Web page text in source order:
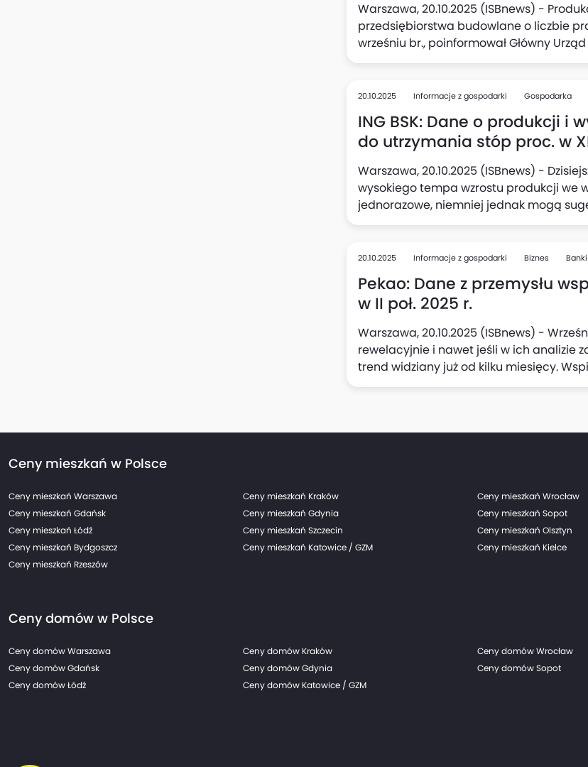
Warszawa, 20.10.2025 (ISBnews) -
przedsiębiorstwa budowlane o liczbie
wrześniu br., poinformował Główny
odnotowano wzrost o 20,6%.
20.10.2025 Informacje z gospodarki Gospodarka
ING BSK: Dane o produkcji i
do utrzymania stóp proc. w
Warszawa, 20.10.2025 (ISBnews) -
wysokiego tempa wzrostu produkcji we
jednorazowe, niemniej jednak mogą
polskiego przemysłu, oceniają Adam
w przetwórstwie oraz podwyższony
mogą skłonić Radę Polityki Pieniężnej
stóp procentowych w listopadzie.
20.10.2025 Informacje z gospodarki Biznes Banki
Pekao: Dane z przemysłu
w II poł. 2025 r.
Warszawa, 20.10.2025 (ISBnews) -
rewelacyjnie i nawet jeśli w ich analizie
trend widziany już od kilku miesięcy.
połowie tego roku, uważa Departament
Ceny mieszkań w Polsce
Ceny mieszkań Warszawa Ceny mieszkań Kraków Ceny mieszkań Wrocław
Ceny mieszkań Gdańsk
Ceny mieszkań Gdynia Ceny mieszkań Sopot
Ceny mieszkań Łódź
Ceny mieszkań Szczecin Ceny mieszkań Olsztyn
Ceny mieszkań Bydgoszcz
Ceny mieszkań Katowice / GZM Ceny mieszkań Kielce
Ceny mieszkań Rzeszów
Ceny domów w Polsce
Ceny domów Warszawa Ceny domów Kraków Ceny domów Wrocław
Ceny domów Gdańsk
Ceny domów Gdynia Ceny domów Sopot
Ceny domów Łódź
Ceny domów Katowice / GZM